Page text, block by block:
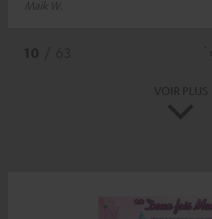
Maik W.